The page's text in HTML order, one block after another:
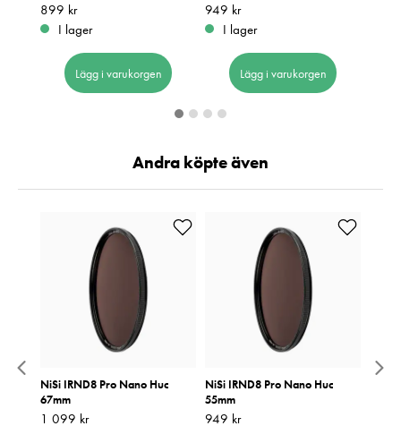
Pris: 899 kr
899 kr
I lager
Lägg i varukorgen
Pris: 949 kr
949 kr
I lager
Lägg i varukorgen
Andra köpte även
NiSi IRND8 Pro Nano Huc
67mm
Pris:1 099 kr
1 099 kr
NiSi IRND8 Pro Nano Huc
55mm
Pris: 949 kr
949 kr